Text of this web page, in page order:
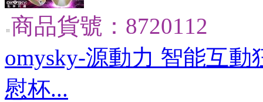
商品貨號：8720112
omysky-源動力 智能互
慰杯...